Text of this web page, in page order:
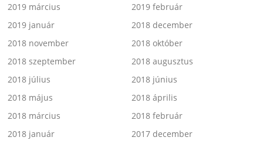
2019 március
2019 február
2019 január
2018 december
2018 november
2018 október
2018 szeptember
2018 augusztus
2018 július
2018 június
2018 május
2018 április
2018 március
2018 február
2018 január
2017 december